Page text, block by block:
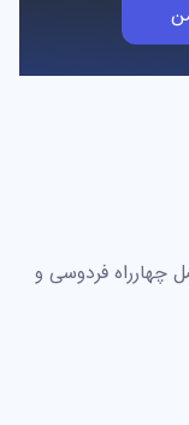
چهارراه فردوسی و